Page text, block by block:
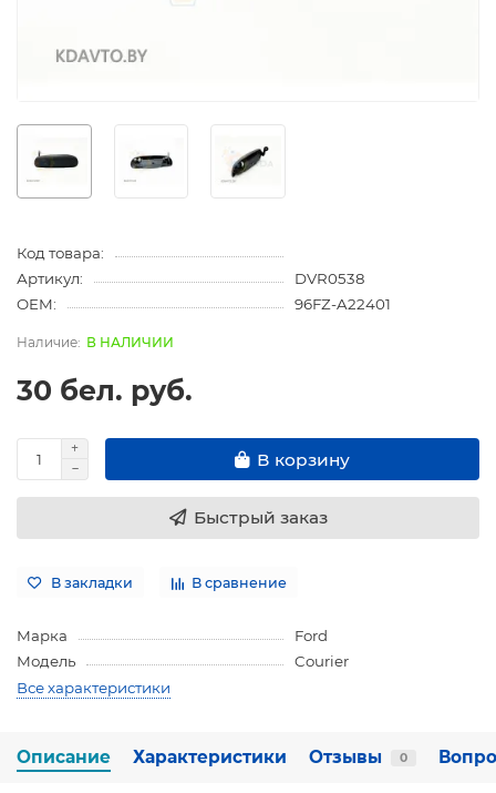
Код товара:
Артикул:
DVR0538
OEM:
96FZ-A22401
В НАЛИЧИИ
30 бел. руб.
В корзину
Быстрый заказ
В закладки В сравнение
Марка
Ford
Модель
Courier
Все характеристики
Описание Характеристики Отзывы 0